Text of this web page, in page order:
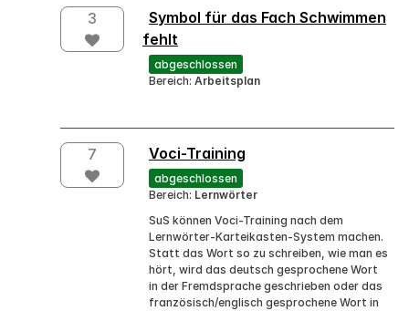
3
Symbol für das Fach Schwimmen
fehlt
abgeschlossen
Bereich: Arbeitsplan
7 Voci-Training
abgeschlossen
Bereich: Lernwörter
SuS können Voci-Training nach dem
Lernwörter-Karteikasten-System machen.
Statt das Wort so zu schreiben, wie man es
hört, wird das deutsch gesprochene Wort
in der Fremdsprache geschrieben oder das
französisch/englisch gesprochene Wort in